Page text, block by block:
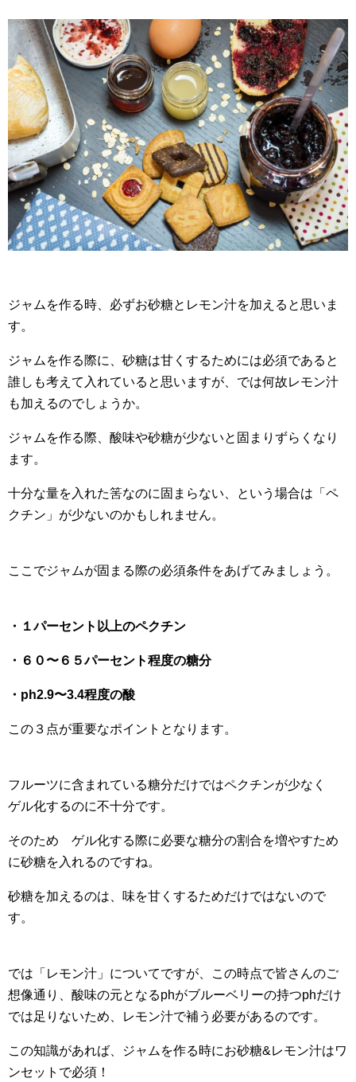
ジャムを作る時、必ずお砂糖とレモン汁を加えると思いま
す。
ジャムを作る際に、砂糖は甘くするためには必須であると
誰しも考えて入れていると思いますが、では何故レモン汁
も加えるのでしょうか。
ジャムを作る際、酸味や砂糖が少ないと固まりずらくなり
ます。
十分な量を入れた筈なのに固まらない、という場合は「ペ
クチン」が少ないのかもしれません。
ここでジャムが固まる際の必須条件をあげてみましょう。
・１パーセント以上のペクチン
・６０〜６５パーセント程度の糖分
・ph2.9〜3.4程度の酸
この３点が重要なポイントとなります。
フルーツに含まれている糖分だけではペクチンが少なく
ゲル化するのに不十分です。
そのため ゲル化する際に必要な糖分の割合を増やすため
に砂糖を入れるのですね。
砂糖を加えるのは、味を甘くするためだけではないので
す。
では「レモン汁」についてですが、この時点で皆さんのご
想像通り、酸味の元となるphがブルーベリーの持つphだけ
では足りないため、レモン汁で補う必要があるのです。
この知識があれば、ジャムを作る時にお砂糖&レモン汁はワ
ンセットで必須！